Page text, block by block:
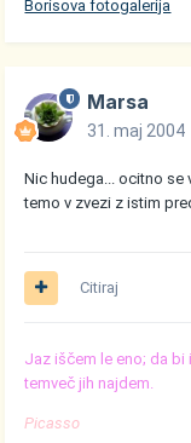
Borisova fotogalerija
Marsa
31. maj 2004
Nic hudega... ocitno
temo v zvezi z istim
Citiraj
Jaz iščem le eno; da bi
temveč jih najdem.
Picasso